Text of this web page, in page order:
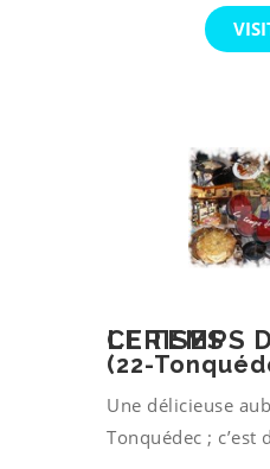
LE TEMPS DES CERISES
(22-
Une délicieuse
Tonquédec ; c’est